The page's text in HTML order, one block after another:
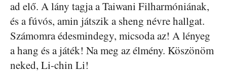
ad elő. A lány tagja a Taiwani Filharmóniának,
és a fúvós, amin játszik a sheng névre hallgat.
Számomra édesmindegy, micsoda az! A lényeg
a hang és a játék! Na meg az élmény. Köszönöm
neked, Li-chin Li!